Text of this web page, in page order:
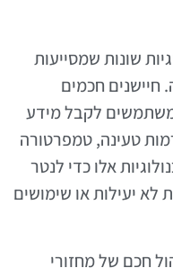
שונות שמסייעות
חיישנים חכמים
לקבל מידע
טעינה, טמפרטורה
אלו כדי לנטר
לא יעילות או שימושים
חכם של מחזורי